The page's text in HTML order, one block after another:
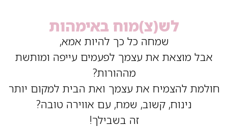
לש(צ)מוח באימהות
שמחה כל כך להיות אמא,
אבל מוצאת את עצמך לפעמים עייפה ומותשת
מההורות?
חולמת להצמיח את עצמך ואת הבית למקום יותר
נינוח, קשוב, שמח, עם אווירה טובה?
זה בשבילך!